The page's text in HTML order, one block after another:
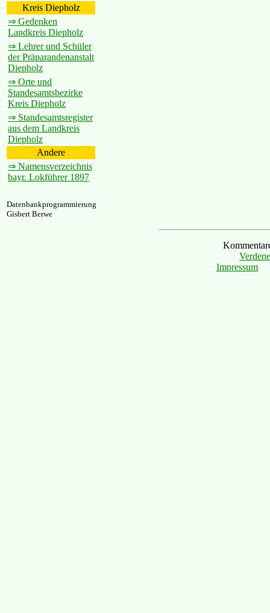
Kreis Diepholz
⇒ Gedenken
Landkreis Diepholz
⇒ Lehrer und Schüler
der Präparandenanstalt
Diepholz
⇒ Orte und
Standesamtsbezirke
Kreis Diepholz
⇒ Standesamtsregister
aus dem Landkreis
Diepholz
Andere
⇒ Namensverzeichnis
bayr. Lokführer 1897
Datenbankprogrammierung
Gisbert Berwe
Impressum